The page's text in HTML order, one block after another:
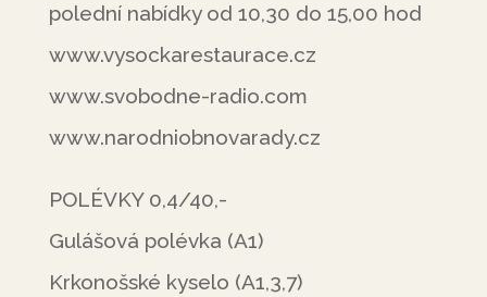
polední nabídky od 10,30 do 15,00 hod
www.vysockarestaurace.cz
www.svobodne-radio.com
www.narodniobnovarady.cz
POLÉVKY 0,4/40,-
Gulášová polévka (A1)
Krkonošské kyselo (A1,3,7)